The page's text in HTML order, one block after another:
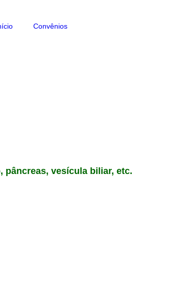
Convênios
pâncreas, vesícula biliar, etc.